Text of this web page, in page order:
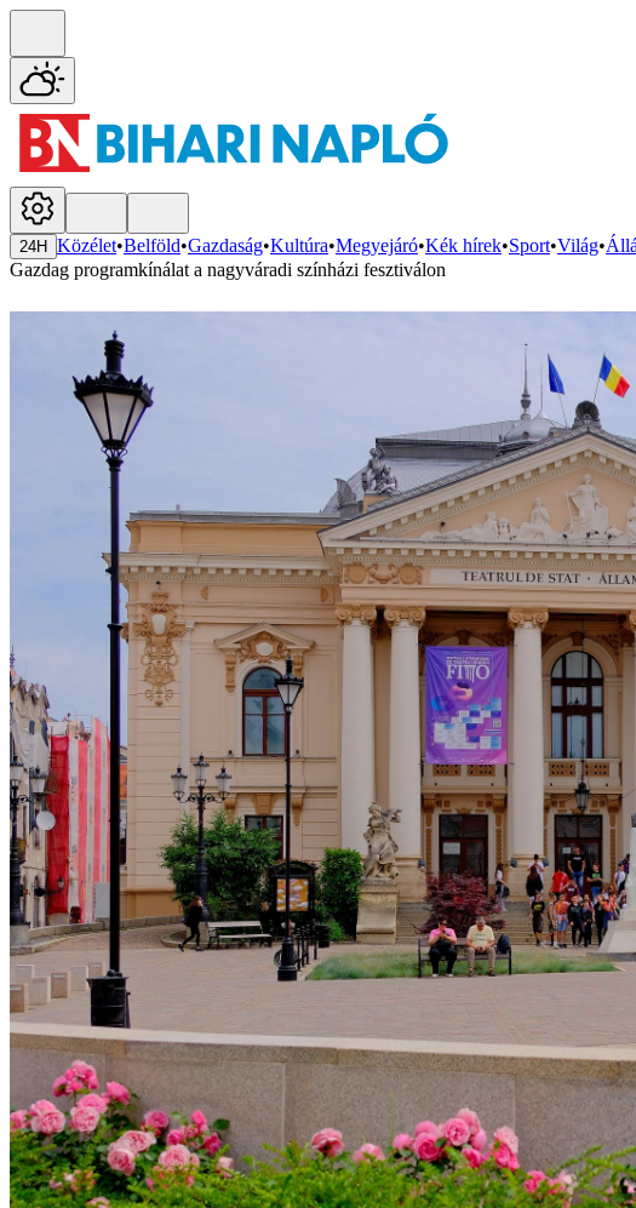
24H Közélet•Belföld•Gazdaság•Kultúra•Megyejáró•Kék hírek•Sport•Világ•
Gazdag programkínálat a nagyváradi színházi fesztiválon